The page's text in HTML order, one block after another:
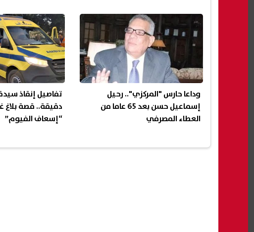
وداعا حارس "المركزي".. رحيل
إسماعيل حسن بعد 65 عاما من
العطاء المصرفي
دقيقة.. قصة بلاغ
“إسعاف الفيوم”